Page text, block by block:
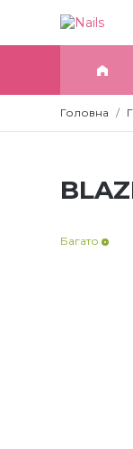
Головна
Багато